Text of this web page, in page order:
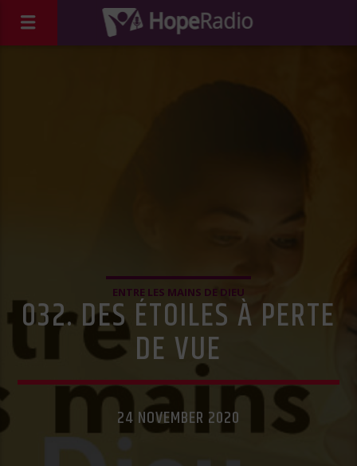
ENTRE LES MAINS DE DIEU
032. DES ÉTOILES À PERTE
DE VUE
24 NOVEMBER 2020